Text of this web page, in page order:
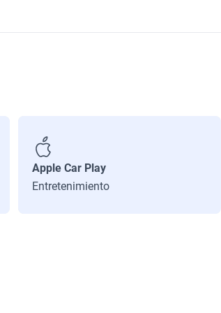
Apple Car Play
Entretenimiento